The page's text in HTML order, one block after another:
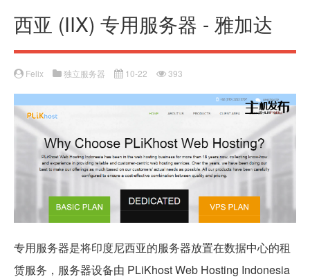
西亚 (IIX) 专用服务器 - 雅加达
Felix 独立服务器 10-22 393
专用服务器是将印度尼西亚的服务器放置在数据中心的租
赁服务，服务器设备由 PLiKhost Web Hosting Indonesia